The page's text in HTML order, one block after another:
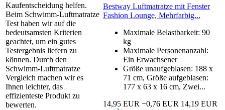
Kaufentscheidung helfen.
Beim Schwimm-Luftmatratze
Test haben wir auf die
bedeutsamsten Kriterien
geachtet, um ein gutes
Testergebnis liefern zu
können. Durch den
Schwimm-Luftmatratze
Vergleich machen wir es
Ihnen leichter, das
effizienteste Produkt zu
bewerten.
Bestway Luftmatratze mit Fenster
Fashion Lounge, Mehrfarbig...
Maximale Belastbarkeit: 90
kg
Maximale Personenanzahl:
Ein Erwachsener
Größe unaufgeblasen: 188 x
71 cm, Größe aufgeblasen:
177 x 63 x 16 cm, Zwei...
14,95 EUR −0,76 EUR 14,19 EUR